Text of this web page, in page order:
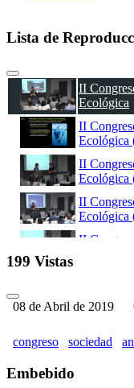
Lista de
II
Ecológica
II
Ecológica
II
Ecológica
II
Ecológica
II
II
II
199 Vistas
08 de Abril de 2019
congreso sociedad
Embebido